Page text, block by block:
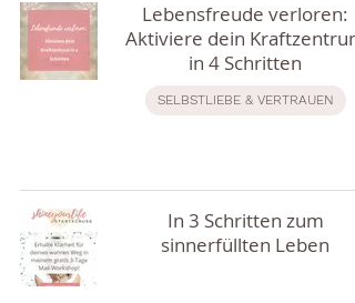
Lebensfreude verloren:
Aktiviere dein Kraftzentrum
in 4 Schritten
SELBSTLIEBE & VERTRAUEN
In 3 Schritten zum
sinnerfüllten Leben